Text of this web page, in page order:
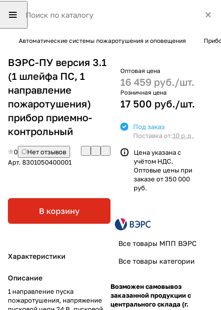
Автоматические системы пожаротушения и оповещения
ВЭРС-ПУ версия 3.1
(1 шлейфа ПС, 1
направление
пожаротушения)
прибор приемно-
контрольный
0
Нет отзывов
Арт. 8301050400001
В корзину
Характеристики
Описание
1 направление пуска
пожаротушения, напряжение
Оптовая цена
16 459 руб./шт.
Розничная цена
17 500 руб./шт.
Под заказ
Поставка от:10 р.д.
Цена указана с
учётом НДС.
Оптовые цены при
заказе от 350 000
руб.
Все товары МПП ВЭРС
Все товары категории
Возможен самовывоз
заказанной продукции с
центрального склада (г.